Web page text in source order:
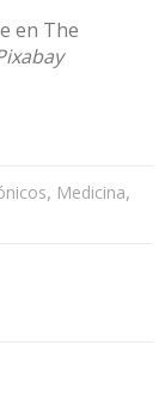
en The
, Medicina,